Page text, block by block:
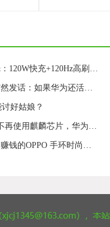
超大杯！小米10至尊纪念版曝光：120W快充+120Hz高刷，8月11日见
华为到底发生什么了？任正非突然发话：如果华为还活着，欢迎再来
好姑娘？
余承东已承认，华为9月15日后不再使用麒麟芯片，华为销量堪忧
同质化下如何突围？交个朋友不赚钱的OPPO 手环时尚版体验